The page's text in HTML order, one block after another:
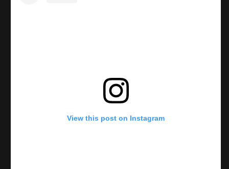
View this post on Instagram